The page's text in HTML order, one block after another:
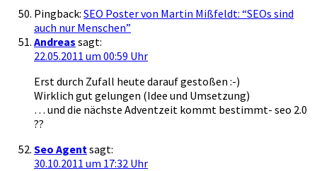
Pingback: SEO Poster von Martin Mißfeldt: “SEOs sind
auch nur Menschen”
Andreas sagt:
22.05.2011 um 00:59 Uhr
Erst durch Zufall heute darauf gestoßen :-)
Wirklich gut gelungen (Idee und Umsetzung)
… und die nächste Adventzeit kommt bestimmt- seo 2.0
??
Seo Agent sagt:
30.10.2011 um 17:32 Uhr